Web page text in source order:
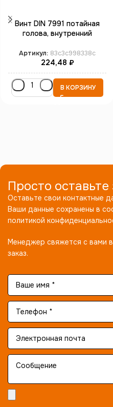
Винт DIN 7991 потайная
голова, внутренний
кл.пр. 10.9 бп
Артикул: 83c3c998338c
224,48 ₽
В КОРЗИНУ
Просто оставьте
Оставьте свои контактные
Ваши данные сохранены в
политикой
Менеджер свяжется с вами
заказ.